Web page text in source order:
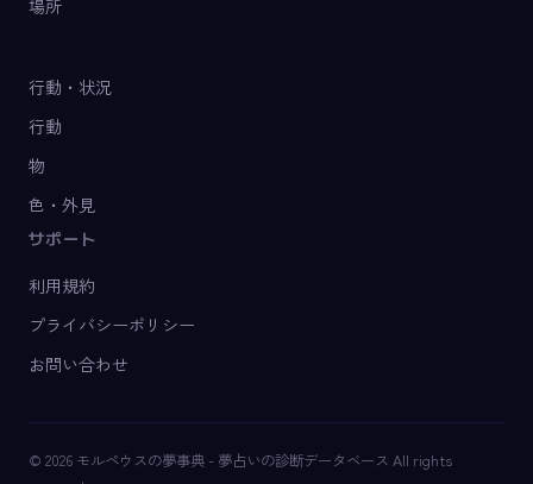
場所
行動・状況
行動
物
色・外見
サポート
利用規約
プライバシーポリシー
お問い合わせ
© 2026 モルペウスの夢事典 - 夢占いの診断データベース All rights